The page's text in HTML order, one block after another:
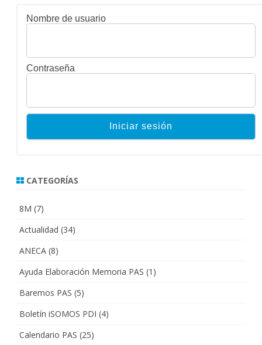
Nombre de usuario
Contraseña
CATEGORÍAS
8M (7)
Actualidad (34)
ANECA (8)
Ayuda Elaboración Memoria PAS (1)
Baremos PAS (5)
Boletín iSOMOS PDI (4)
Calendario PAS (25)